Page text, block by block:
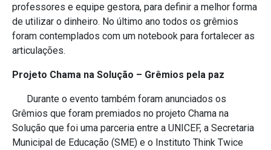
professores e equipe gestora, para definir a melhor forma
de utilizar o dinheiro. No último ano todos os grêmios
foram contemplados com um notebook para fortalecer as
articulações.
Projeto Chama na Solução – Grêmios pela paz
Durante o evento também foram anunciados os
Grêmios que foram premiados no projeto Chama na
Solução que foi uma parceria entre a UNICEF, a Secretaria
Municipal de Educação (SME) e o Instituto Think Twice